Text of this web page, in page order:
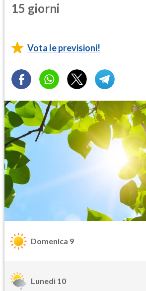
15 giorni
Vota le previsioni!
Domenica 9
Lunedì 10